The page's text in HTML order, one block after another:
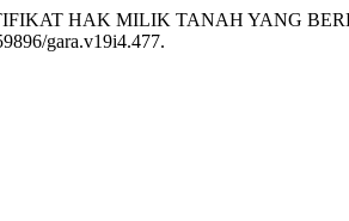
HAK MILIK TANAH YANG
gara.v19i4.477.